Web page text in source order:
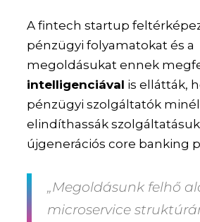
A fintech startup
pénzügyi folyamatokat és a
megoldásukat ennek
intelligenciával is ellátták,
pénzügyi szolgáltatók
elindíthassák
újgenerációs core banking
„Megoldásunk felhő
microservice